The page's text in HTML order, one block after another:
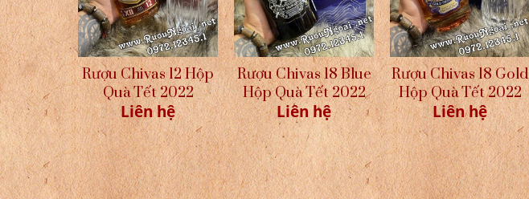
Rượu Chivas 12 Hộp
Quà Tết 2022
Liên hệ
Rượu Chivas 18 Blue
Hộp Quà Tết 2022
Liên hệ
Rượu Chivas 18 Gold
Hộp Quà Tết 2022
Liên hệ